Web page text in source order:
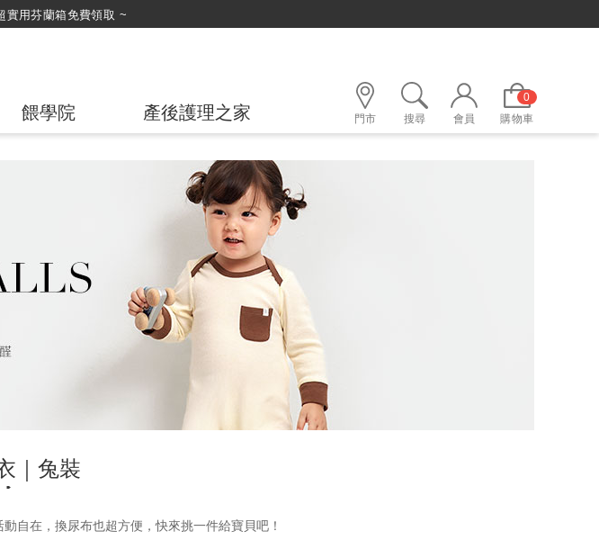
綁定LINE好友，500購物金立即折！
餵學院 產後護理之家 門市 搜尋 會員
0
購物車
｜兔裝
自在，換尿布也超方便，快來挑一件給寶貝吧！